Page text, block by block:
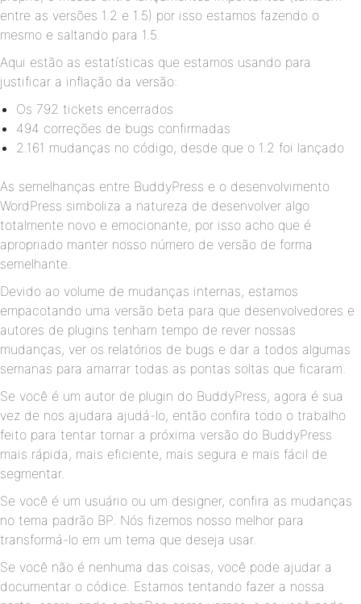
entre as versões 1.2 e 1.5) por isso estamos fazendo o
mesmo e saltando para 1.5.
Aqui estão as estatísticas que estamos usando para
justificar a inflação da versão:
Os 792 tickets encerrados
494 correções de bugs confirmadas
2.161 mudanças no código, desde que o 1.2 foi lançado
As semelhanças entre BuddyPress e o desenvolvimento
WordPress simboliza a natureza de desenvolver algo
totalmente novo e emocionante, por isso acho que é
apropriado manter nosso número de versão de forma
semelhante.
Devido ao volume de mudanças internas, estamos
empacotando uma versão beta para que desenvolvedores e
autores de plugins tenham tempo de rever nossas
mudanças, ver os relatórios de bugs e dar a todos algumas
semanas para amarrar todas as pontas soltas que ficaram.
Se você é um autor de plugin do BuddyPress, agora é sua
vez de nos ajudara ajudá-lo, então confira todo o trabalho
feito para tentar tornar a próxima versão do BuddyPress
mais rápida, mais eficiente, mais segura e mais fácil de
segmentar.
Se você é um usuário ou um designer, confira as mudanças
no tema padrão BP. Nós fizemos nosso melhor para
transformá-lo em um tema que deseja usar.
Se você não é nenhuma das coisas, você pode ajudar a
documentar o códice. Estamos tentando fazer a nossa